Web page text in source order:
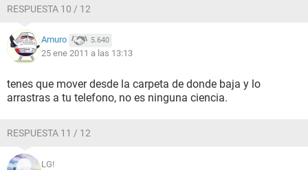
RESPUESTA 10 / 12
Amuro 5.640
25 ene 2011 a las 13:13
tenes que mover desde la carpeta de donde baja y lo
arrastras a tu telefono, no es ninguna ciencia.
RESPUESTA 11 / 12
LG!